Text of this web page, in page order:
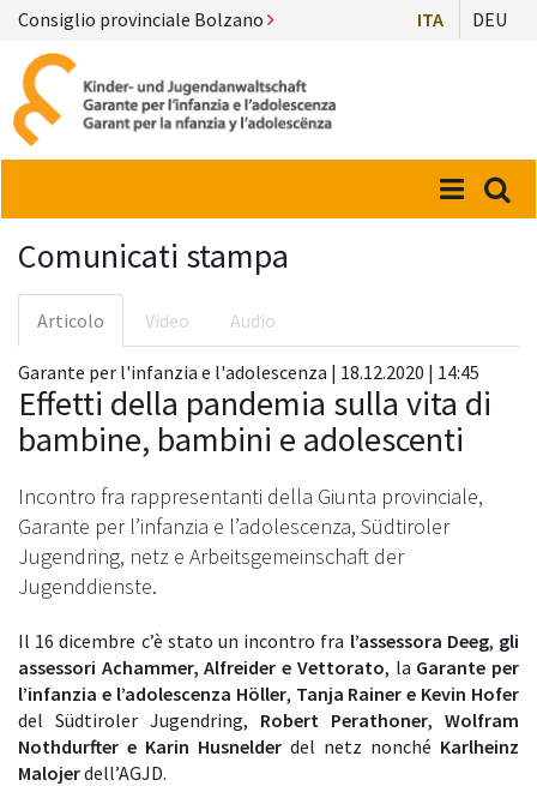
Consiglio provinciale Bolzano ITA DEU
Menü
Comunicati stampa
Articolo Video Audio
Garante per l'infanzia e l'adolescenza | 18.12.2020 | 14:45
Effetti della pandemia sulla vita di
bambine, bambini e adolescenti
Incontro fra rappresentanti della Giunta provinciale,
Garante per l’infanzia e l’adolescenza, Südtiroler
Jugendring, netz e Arbeitsgemeinschaft der
Jugenddienste.
Il 16 dicembre c’è stato un incontro fra l’assessora Deeg, gli
assessori Achammer, Alfreider e Vettorato, la Garante per
l’infanzia e l’adolescenza Höller, Tanja Rainer e Kevin Hofer
del Südtiroler Jugendring, Robert Perathoner, Wolfram
Nothdurfter e Karin Husnelder del netz nonché Karlheinz
Malojerdell’AGJD.